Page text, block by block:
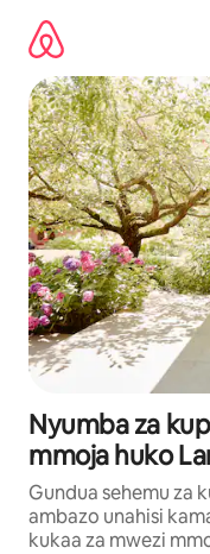
kwenda
kwenye
maudhui
Nyumba za
mmoja huko
Gundua sehemu za
ambazo unahisi
kukaa za mwezi